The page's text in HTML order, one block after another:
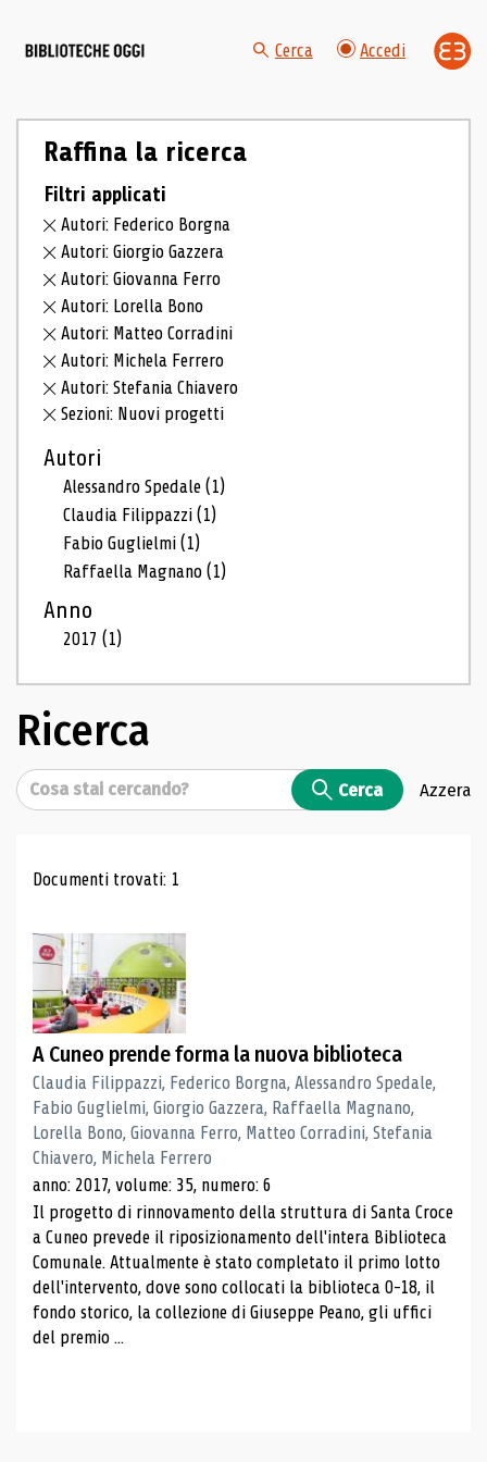
Cerca Accedi
Raffina la ricerca
Filtri applicati
Autori: Federico Borgna
Autori: Giorgio Gazzera
Autori: Giovanna Ferro
Autori: Lorella Bono
Autori: Matteo Corradini
Autori: Michela Ferrero
Autori: Stefania Chiavero
Sezioni: Nuovi progetti
Autori
Alessandro Spedale(1)
Claudia Filippazzi(1)
Fabio Guglielmi(1)
Raffaella Magnano(1)
Anno
2017(1)
Ricerca
Cerca Cerca Azzera
Risultati di ricerca
Documenti trovati: 1
A Cuneo prende forma la nuova biblioteca
Claudia Filippazzi, Federico Borgna, Alessandro Spedale,
Fabio Guglielmi, Giorgio Gazzera, Raffaella Magnano,
Lorella Bono, Giovanna Ferro, Matteo Corradini, Stefania
Chiavero, Michela Ferrero
anno: 2017, volume: 35, numero: 6
Il progetto di rinnovamento della struttura di Santa Croce
a Cuneo prevede il riposizionamento dell'intera Biblioteca
Comunale. Attualmente è stato completato il primo lotto
dell'intervento, dove sono collocati la biblioteca 0-18, il
fondo storico, la collezione di Giuseppe Peano, gli uffici
del premio ...